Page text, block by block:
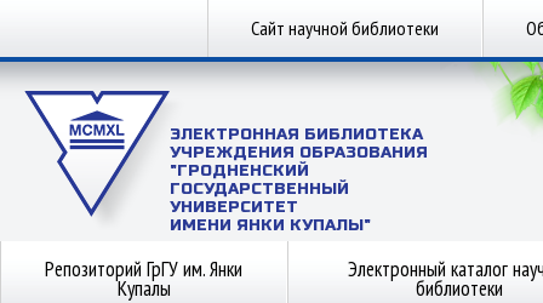
Сайт научной библиотеки
ЭЛЕКТРОННАЯ БИБЛИОТЕКА
УЧРЕЖДЕНИЯ ОБРАЗОВАНИЯ
"ГРОДНЕНСКИЙ
ГОСУДАРСТВЕННЫЙ
УНИВЕРСИТЕТ
ИМЕНИ ЯНКИ КУПАЛЫ"
Репозиторий ГрГУ им. Янки
Купалы
Электронный каталог
библиотеки